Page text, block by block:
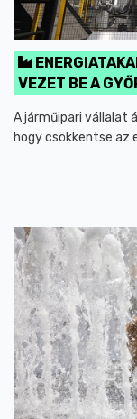
VEZET BE A
A járműipari vállalat
hogy csökkentse az